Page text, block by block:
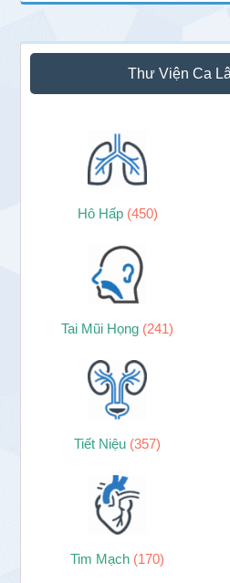
Thư Viện Ca
Hô Hấp (450)
Tai Mũi Họng (241)
Tiết Niệu (357)
Tim Mạch (170)